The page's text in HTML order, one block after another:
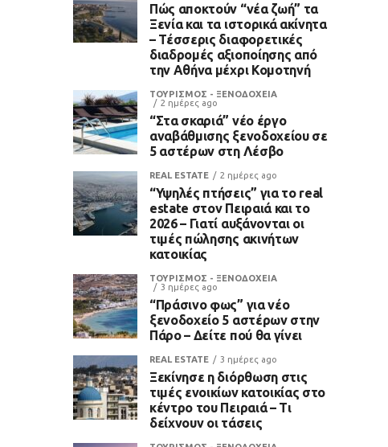
Πώς αποκτούν “νέα ζωή” τα
Ξενία και τα ιστορικά ακίνητα
– Τέσσερις διαφορετικές
διαδρομές αξιοποίησης από
την Αθήνα μέχρι Κομοτηνή
ΤΟΥΡΙΣΜΟΣ - ΞΕΝΟΔΟΧΕΙΑ
2 ημέρες ago
“Στα σκαριά” νέο έργο
αναβάθμισης ξενοδοχείου σε
5 αστέρων στη Λέσβο
REAL ESTATE 2 ημέρες ago
“Υψηλές πτήσεις” για το real
estate στον Πειραιά και το
2026 – Γιατί αυξάνονται οι
τιμές πώλησης ακινήτων
κατοικίας
ΤΟΥΡΙΣΜΟΣ - ΞΕΝΟΔΟΧΕΙΑ
3 ημέρες ago
“Πράσινο φως” για νέο
ξενοδοχείο 5 αστέρων στην
Πάρο – Δείτε πού θα γίνει
REAL ESTATE 3 ημέρες ago
Ξεκίνησε η διόρθωση στις
τιμές ενοικίων κατοικίας στο
κέντρο του Πειραιά – Τι
δείχνουν οι τάσεις